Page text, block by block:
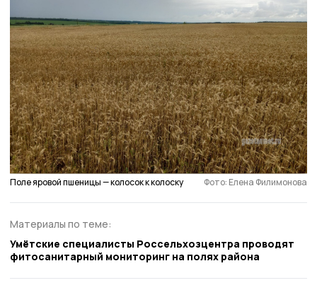
Поле яровой пшеницы — колосок к колоску Фото: Елена Филимонова
Материалы по теме:
Умётские специалисты Россельхозцентра проводят
фитосанитарный мониторинг на полях района